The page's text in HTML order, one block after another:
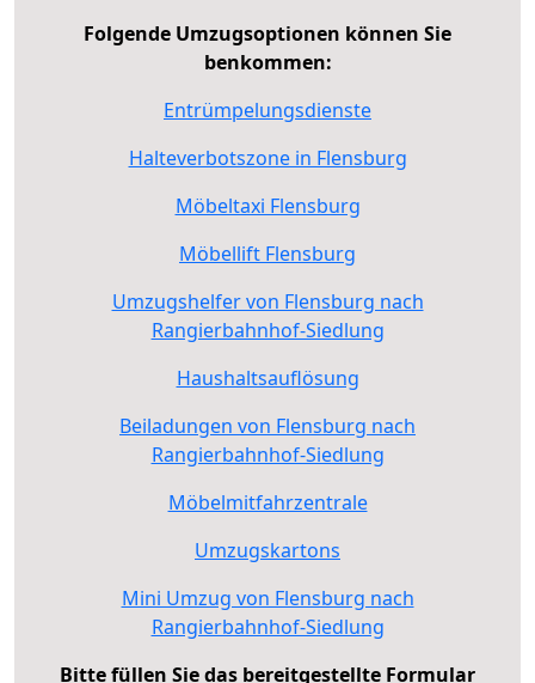
Folgende Umzugsoptionen können Sie
benkommen:
Entrümpelungsdienste
Halteverbotszone in Flensburg
Möbeltaxi Flensburg
Möbellift Flensburg
Umzugshelfer von Flensburg nach
Rangierbahnhof-Siedlung
Haushaltsauflösung
Beiladungen von Flensburg nach
Rangierbahnhof-Siedlung
Möbelmitfahrzentrale
Umzugskartons
Mini Umzug von Flensburg nach
Rangierbahnhof-Siedlung
Bitte füllen Sie das bereitgestellte Formular